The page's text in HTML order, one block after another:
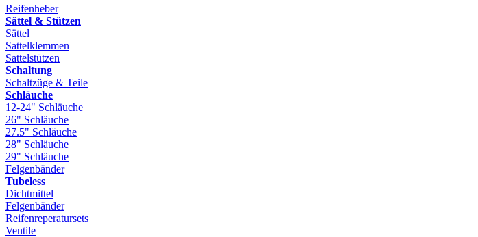
Reifenheber
Sättel & Stützen
Sättel
Sattelklemmen
Sattelstützen
Schaltung
Schaltzüge & Teile
Schläuche
12-24" Schläuche
26" Schläuche
27.5" Schläuche
28" Schläuche
29" Schläuche
Felgenbänder
Tubeless
Dichtmittel
Felgenbänder
Reifenreperatursets
Ventile